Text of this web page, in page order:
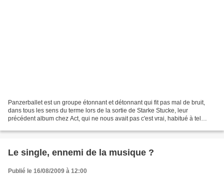
Panzerballet est un groupe étonnant et détonnant qui fit pas mal de bruit,
dans tous les sens du terme lors de la sortie de Starke Stucke, leur
précédent album chez Act, qui ne nous avait pas c'est vrai, habitué à tel
Le single, ennemi de la musique ?
Publié le 16/08/2009 à 12:00